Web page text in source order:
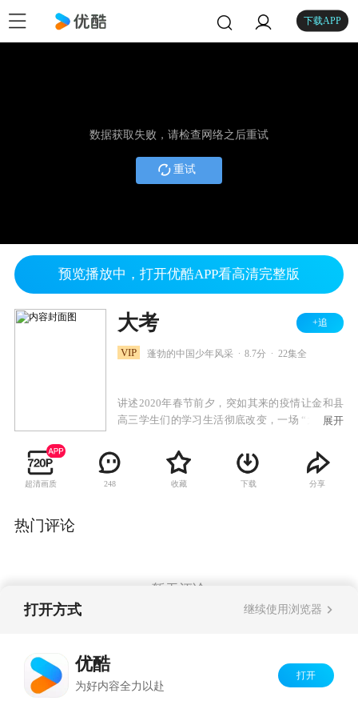
下载APP
数据获取失败，请检查网络之后重试
重试
预览播放中，打开优酷APP看高清完整版
大考 +追
VIP 蓬勃的中国少年风采 8.7分 22集全
讲述2020年春节前夕，突如其来的疫情让金和县
高三学生们的学习生活彻底改变，一场 “大考”拉
一场洪灾突如其来，在党和政府以及社会各界共
同努力下，为这场全社会的“大考”，交出了一份
满意的答卷。
展开
超清画质 248 收藏 下载 分享
热门评论
暂无评论
打开方式 继续使用浏览器
优酷
为好内容全力以赴
打开